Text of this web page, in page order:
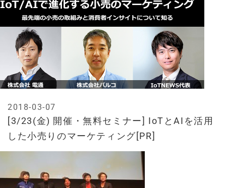
[3/23(金) 開催・無料セミナー] IoTとAIを活用
した小売りのマーケティング[PR]
2018-03-07